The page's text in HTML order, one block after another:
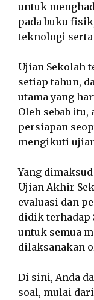
untuk
pada buku
teknologi serta
Ujian Sekolah
setiap tahun,
utama yang
Oleh sebab
persiapan
mengikuti
Yang
Ujian Akhir
evaluasi dan
didik terhadap
untuk semua
dilaksanakan
Di sini, Anda
soal, mulai